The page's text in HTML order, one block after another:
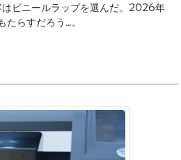
ビニールラップを選んだ。2026年
らすだろう…。